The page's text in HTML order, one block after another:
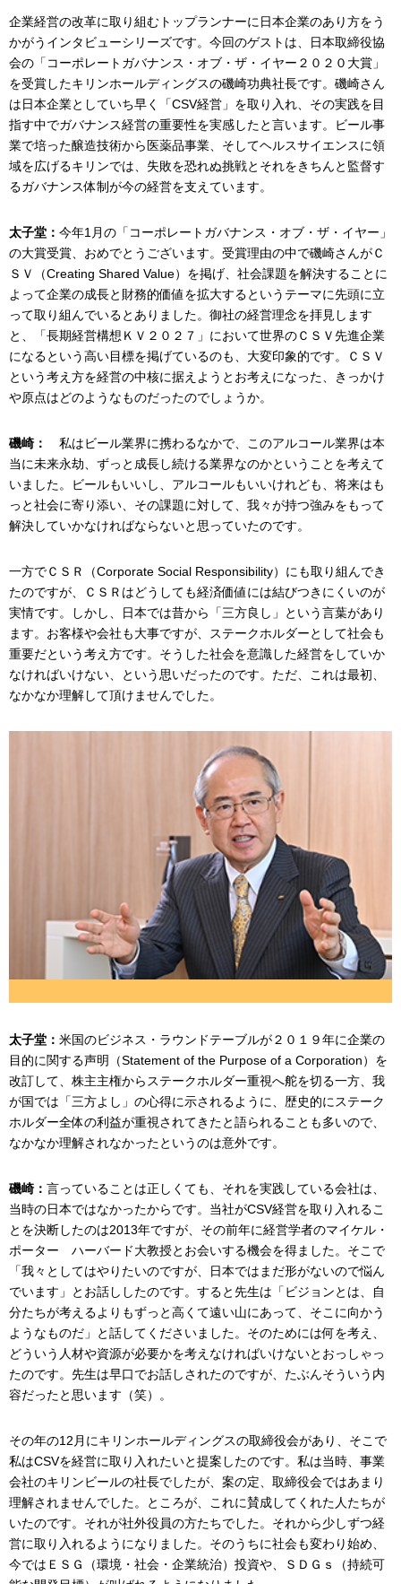
企業経営の改革に取り組むトップランナーに日本企業のあり方をう
かがうインタビューシリーズです。今回のゲストは、日本取締役協
会の「コーポレートガバナンス・オブ・ザ・イヤー２０２０大賞」
を受賞したキリンホールディングスの磯崎功典社長です。磯崎さん
は日本企業としていち早く「CSV経営」を取り入れ、その実践を目
指す中でガバナンス経営の重要性を実感したと言います。ビール事
業で培った醸造技術から医薬品事業、そしてヘルスサイエンスに領
域を広げるキリンでは、失敗を恐れぬ挑戦とそれをきちんと監督す
るガバナンス体制が今の経営を支えています。
太子堂： 今年1月の「コーポレートガバナンス・オブ・ザ・イヤー」
の大賞受賞、おめでとうございます。受賞理由の中で磯崎さんがＣ
ＳＶ（Creating Shared Value）を掲げ、社会課題を解決することに
よって企業の成長と財務的価値を拡大するというテーマに先頭に立
って取り組んでいるとありました。御社の経営理念を拝見します
と、「長期経営構想ＫＶ２０２７」において世界のＣＳＶ先進企業
になるという高い目標を掲げているのも、大変印象的です。ＣＳＶ
という考え方を経営の中核に据えようとお考えになった、きっかけ
や原点はどのようなものだったのでしょうか。
磯崎：
私はビール業界に携わるなかで、このアルコール業界は本
当に未来永劫、ずっと成長し続ける業界なのかということを考えて
いました。ビールもいいし、アルコールもいいけれども、将来はも
っと社会に寄り添い、その課題に対して、我々が持つ強みをもって
解決していかなければならないと思っていたのです。
一方でＣＳＲ（Corporate Social Responsibility）にも取り組んでき
たのですが、ＣＳＲはどうしても経済価値には結びつきにくいのが
実情です。しかし、日本では昔から「三方良し」という言葉があり
ます。お客様や会社も大事ですが、ステークホルダーとして社会も
重要だという考え方です。そうした社会を意識した経営をしていか
なければいけない、という思いだったのです。ただ、これは最初、
なかなか理解して頂けませんでした。
太子堂： 米国のビジネス・ラウンドテーブルが２０１９年に企業の
目的に関する声明（Statement of the Purpose of a Corporation）を
改訂して、株主主権からステークホルダー重視へ舵を切る一方、我
が国では「三方よし」の心得に示されるように、歴史的にステーク
ホルダー全体の利益が重視されてきたと語られることも多いので、
なかなか理解されなかったというのは意外です。
磯崎： 言っていることは正しくても、それを実践している会社は、
当時の日本ではなかったからです。当社がCSV経営を取り入れるこ
とを決断したのは2013年ですが、その前年に経営学者のマイケル・
ポーター ハーバード大教授とお会いする機会を得ました。そこで
「我々としてはやりたいのですが、日本ではまだ形がないので悩ん
でいます」とお話ししたのです。すると先生は「ビジョンとは、自
分たちが考えるよりもずっと高くて遠い山にあって、そこに向かう
ようなものだ」と話してくださいました。そのためには何を考え、
どういう人材や資源が必要かを考えなければいけないとおっしゃっ
たのです。先生は早口でお話しされたのですが、たぶんそういう内
容だったと思います（笑）。
その年の12月にキリンホールディングスの取締役会があり、そこで
私はCSVを経営に取り入れたいと提案したのです。私は当時、事業
会社のキリンビールの社長でしたが、案の定、取締役会ではあまり
理解されませんでした。ところが、これに賛成してくれた人たちが
いたのです。それが社外役員の方たちでした。それから少しずつ経
営に取り入れるようになりました。そのうちに社会も変わり始め、
今ではＥＳＧ（環境・社会・企業統治）投資や、ＳＤＧｓ（持続可